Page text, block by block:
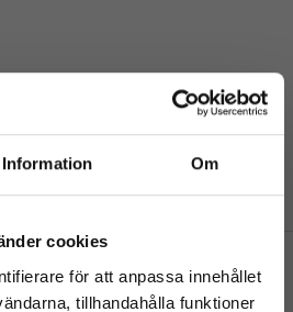
Information Om
cookies
för att anpassa innehållet
tillhandahålla funktioner